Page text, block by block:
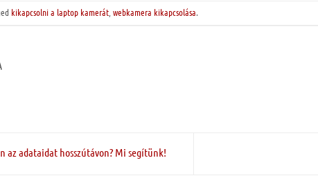
kikapcsolni a laptop kamerát webkamera kikapcsolása.
az adataidat hosszútávon? Mi segítünk!